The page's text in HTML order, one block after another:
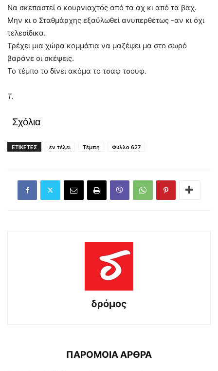
Να σκεπαστεί ο κουρνιαχτός από τα αχ κι από τα βαχ.
Μην κι ο Σταθμάρχης εξαϋλωθεί ανυπερθέτως -αν κι όχι
τελεσίδικα.
Τρέχει μια χώρα κομμάτια να μαζέψει μα στο σωρό
βαράνε οι σκέψεις.
Το τέμπο το δίνει ακόμα το τσαφ τσουφ.
Τ.
Σχόλια
ΕΤΙΚΕΤΕΣ εν τέλει Τέμπη Φύλλο 627
δρόμος
ΠΑΡΟΜΟΙΑ ΑΡΘΡΑ